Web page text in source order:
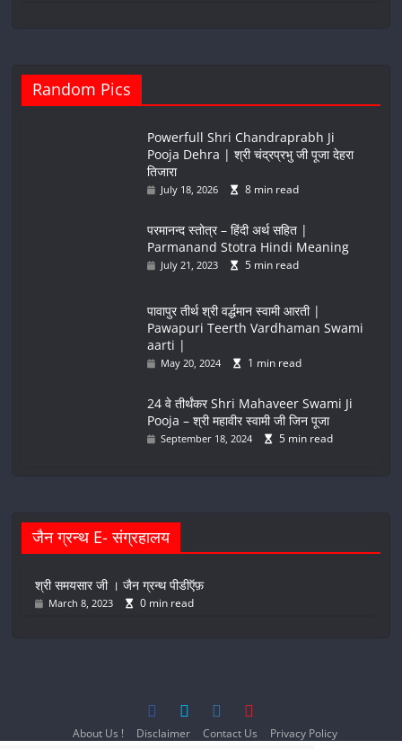
Random Pics
Powerfull Shri Chandraprabh Ji
Pooja Dehra | श्री चंद्रप्रभु जी पूजा देहरा
तिजारा
July 18, 2026 8 min read
परमानन्द स्तोत्र – हिंदी अर्थ सहित |
Parmanand Stotra Hindi Meaning
July 21, 2023 5 min read
पावापुर तीर्थ श्री वर्द्धमान स्वामी आरती |
Pawapuri Teerth Vardhaman Swami
aarti |
May 20, 2024 1 min read
24 वे तीर्थंकर Shri Mahaveer Swami Ji
Pooja – श्री महावीर स्वामी जी जिन पूजा
September 18, 2024 5 min read
जैन ग्रन्थ E- संग्रहालय
श्री समयसार जी । जैन ग्रन्थ पीडीऍफ़
March 8, 2023 0 min read
About Us ! Disclaimer Contact Us
Privacy Policy